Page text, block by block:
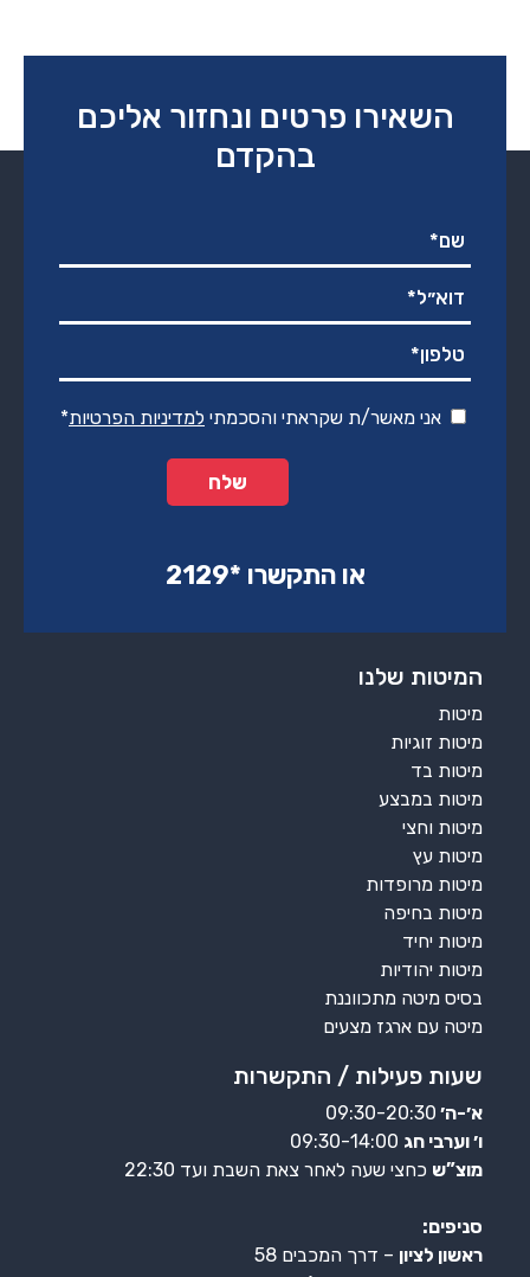
השאירו פרטים ונחזור אליכם
בהקדם
אני מאשר/ת שקראתי והסכמתי למדיניות הפרטיות*
או התקשרו ‏*2129‏
המיטות שלנו
מיטות
מיטות זוגיות
מיטות בד
מיטות במבצע
מיטות וחצי
מיטות עץ
מיטות מרופדות
מיטות בחיפה
מיטות יחיד
מיטות יהודיות
בסיס מיטה מתכווננת
מיטה עם ארגז מצעים
שעות פעילות / התקשרות
א׳-ה׳ 09:30-20:30
ו׳ וערבי חג
מוצ”ש כחצי שעה לאחר צאת השבת ועד 22:30
סניפים:
ראשון לציון – דרך המכבים 58